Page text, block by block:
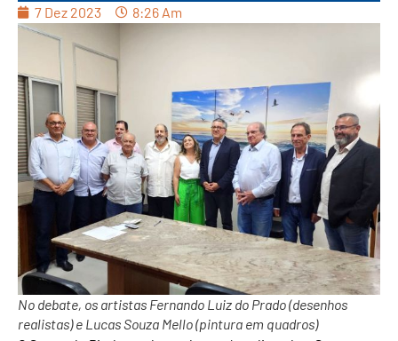
7 Dez 2023 8:26 Am
No debate, os artistas Fernando Luiz do Prado (desenhos
realistas) e Lucas Souza Mello (pintura em quadros)